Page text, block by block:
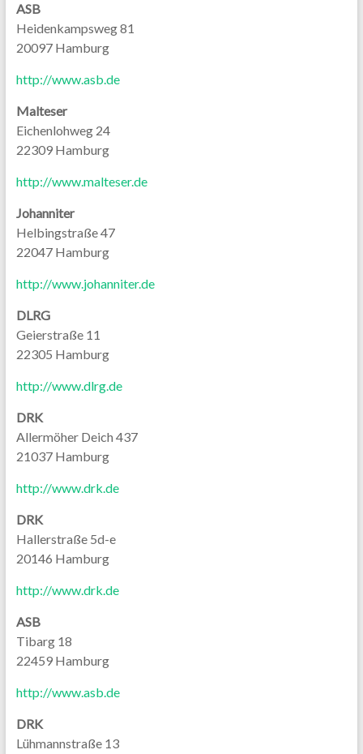
ASB
Heidenkampsweg 81
20097 Hamburg
http://www.asb.de
Malteser
Eichenlohweg 24
22309 Hamburg
http://www.malteser.de
Johanniter
Helbingstraße 47
22047 Hamburg
http://www.johanniter.de
DLRG
Geierstraße 11
22305 Hamburg
http://www.dlrg.de
DRK
Allermöher Deich 437
21037 Hamburg
http://www.drk.de
DRK
Hallerstraße 5d-e
20146 Hamburg
http://www.drk.de
ASB
Tibarg 18
22459 Hamburg
http://www.asb.de
DRK
Lühmannstraße 13